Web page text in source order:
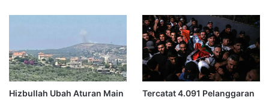
Hizbullah Ubah Aturan Main
Tercatat 4.091 Pelanggaran